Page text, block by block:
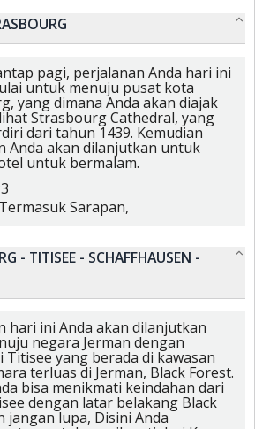
pagi, perjalanan Anda hari ini
untuk menuju pusat kota
yang dimana Anda akan diajak
Strasbourg Cathedral, yang
dari tahun 1439. Kemudian
Anda akan dilanjutkan untuk
untuk bermalam.
Sarapan,
- TITISEE - SCHAFFHAUSEN -
hari ini Anda akan dilanjutkan
negara Jerman dengan
Titisee yang berada di kawasan
terluas di Jerman, Black Forest.
bisa menikmati keindahan dari
dengan latar belakang Black
jangan lupa, Disini Anda